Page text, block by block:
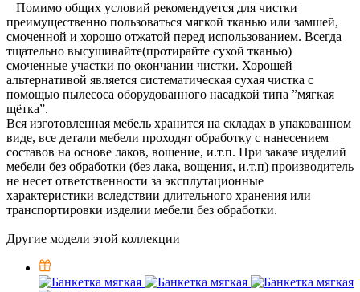
Помимо общих условий рекомендуется для чистки
преимущественно пользоваться мягкой тканью или замшей,
смоченной и хорошо отжатой перед использованием. Всегда
тщательно высушивайте(протирайте сухой тканью)
смоченные участки по окончании чистки. Хорошей
альтернативой является систематическая сухая чистка с
помощью пылесоса оборудованного насадкой типа ”мягкая
щётка”.
Вся изготовленная мебель хранится на складах в упакованном
виде, все детали мебели проходят обработку с нанесением
составов на основе лаков, вощение, и.т.п. При заказе изделий
мебели без обработки (без лака, вощения, и.т.п) производитель
не несет ответственности за эксплутационные
характеристики вследствии длительного хранения или
транспортировки изделии мебели без обработки.
Другие модели этой коллекции